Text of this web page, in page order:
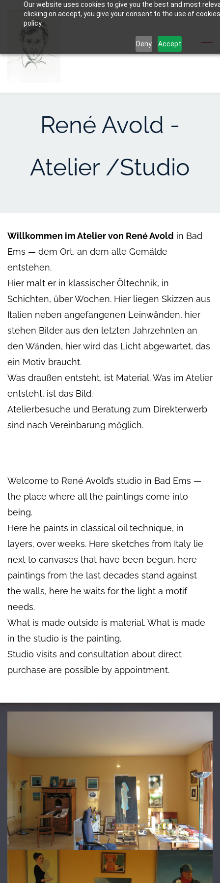
Our website uses cookies to give you the best and most
clicking on accept, you give your consent to the use of
policy.
Deny Accept
content
René Avold -
Atelier /Studio
Willkommen im Atelier von René Avold in Bad
Ems — dem Ort, an dem alle Gemälde
entstehen.
Hier malt er in klassischer Öltechnik, in
Schichten, über Wochen. Hier liegen Skizzen aus
Italien neben angefangenen Leinwänden, hier
stehen Bilder aus den letzten Jahrzehnten an
den Wänden, hier wird das Licht abgewartet, das
ein Motiv braucht.
Was draußen entsteht, ist Material. Was im Atelier
entsteht, ist das Bild.
Atelierbesuche und Beratung zum Direkterwerb
sind nach Vereinbarung möglich.
Welcome to René Avold’s studio in Bad Ems —
the place where all the paintings come into
being.
Here he paints in classical oil technique, in
layers, over weeks. Here sketches from Italy lie
next to canvases that have been begun, here
paintings from the last decades stand against
the walls, here he waits for the light a motif
needs.
What is made outside is material. What is made
in the studio is the painting.
Studio visits and consultation about direct
purchase are possible by appointment.